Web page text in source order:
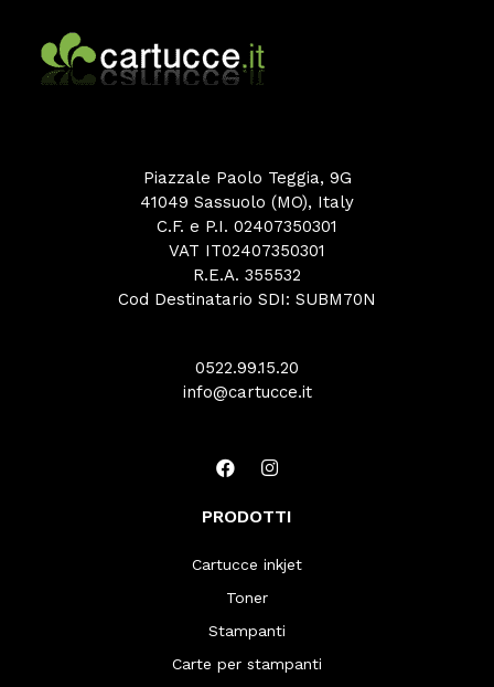
Piazzale Paolo Teggia, 9G
41049 Sassuolo (MO), Italy
C.F. e P.I. 02407350301
VAT IT02407350301
R.E.A. 355532
Cod Destinatario SDI: SUBM70N
0522.99.15.20
info@cartucce.it
PRODOTTI
Cartucce inkjet
Toner
Stampanti
Carte per stampanti